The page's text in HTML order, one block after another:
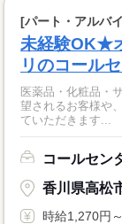
[パート・アルバ
未経験OK★
リのコール
医薬品・化粧品・サ
望されるお客様や
ていただきます...
コールセン
香川県高松
時給1,270円